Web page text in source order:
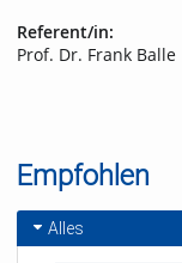
Referent/in:
Prof. Dr. Frank Balle
Empfohlen
Alles